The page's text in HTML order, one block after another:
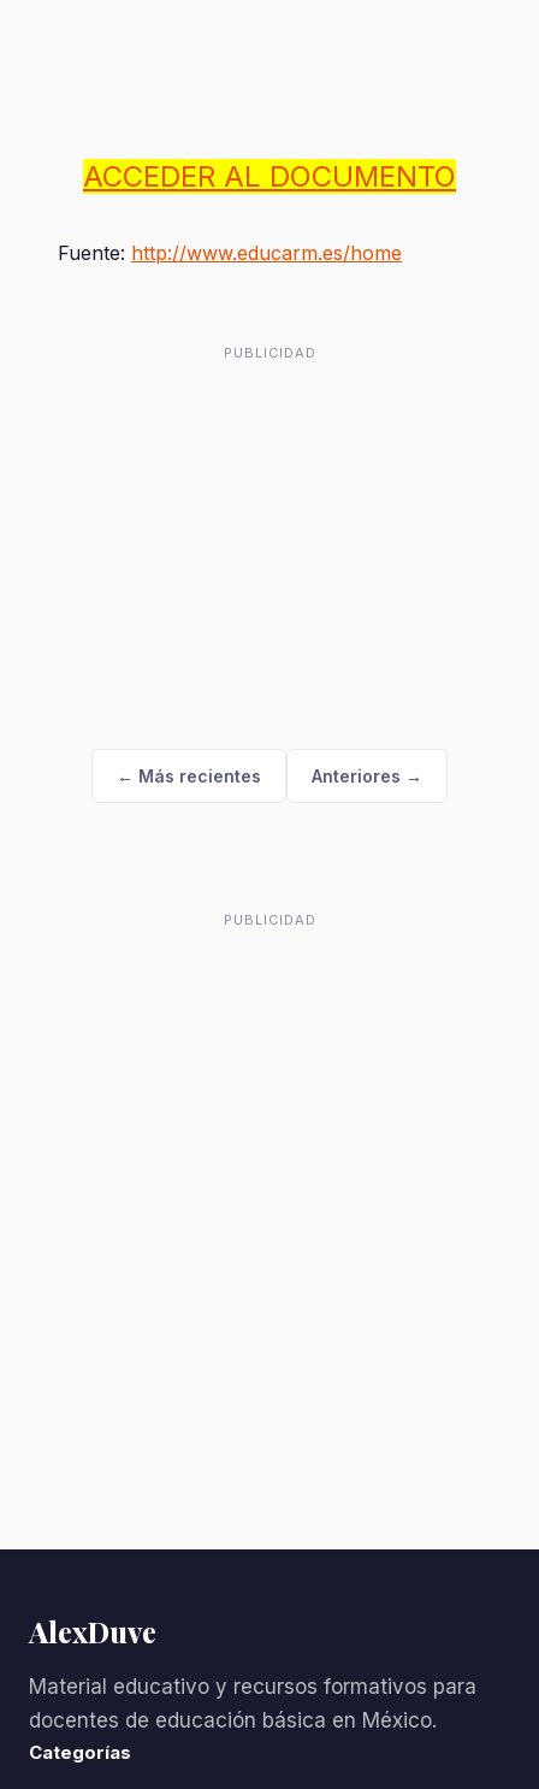
ACCEDER AL DOCUMENTO
Fuente: http://www.educarm.es/home
PUBLICIDAD
← Más recientes Anteriores →
PUBLICIDAD
AlexDuve
Material educativo y recursos formativos para
docentes de educación básica en México.
Categorías